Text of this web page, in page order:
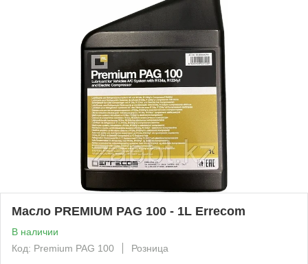
Масло PREMIUM PAG 100 - 1L Errecom
В наличии
Код: Premium PAG 100
Розница